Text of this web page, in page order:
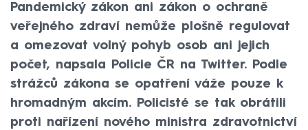
Pandemický zákon ani zákon o ochraně
veřejného zdraví nemůže plošně regulovat
a omezovat volný pohyb osob ani jejich
počet, napsala Policie ČR na Twitter. Podle
strážců zákona se opatření váže pouze k
hromadným akcím. Policisté se tak obrátili
proti nařízení nového ministra zdravotnictví